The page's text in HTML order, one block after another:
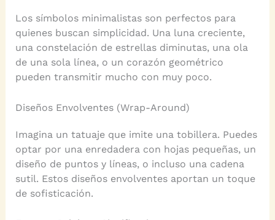
Los símbolos minimalistas son perfectos para
quienes buscan simplicidad. Una luna creciente,
una constelación de estrellas diminutas, una ola
de una sola línea, o un corazón geométrico
pueden transmitir mucho con muy poco.
Diseños Envolventes (Wrap-Around)
Imagina un tatuaje que imite una tobillera. Puedes
optar por una enredadera con hojas pequeñas, un
diseño de puntos y líneas, o incluso una cadena
sutil. Estos diseños envolventes aportan un toque
de sofisticación.